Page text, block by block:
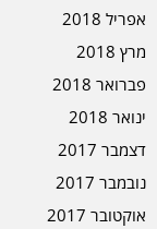
אפריל 2018
מרץ 2018
פברואר 2018
ינואר 2018
דצמבר 2017
נובמבר 2017
אוקטובר 2017